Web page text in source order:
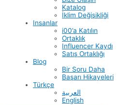
Katalog
İklim Değişikliği
Insanlar
i00’a Katılın
Ortaklık
Influencer Kaydı
Satış Ortaklığı
Blog
Bir Soru Daha
Başarı Hikayeleri
Türkçe
العربية
English